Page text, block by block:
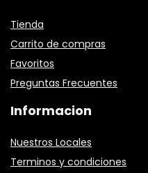
Tienda
Carrito de compras
Favoritos
Preguntas Frecuentes
Informacion
Nuestros Locales
Terminos y condiciones